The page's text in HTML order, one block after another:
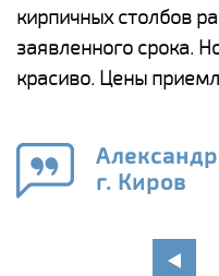
кирпичных столбов
заявленного срока.
красиво. Цены
г. Киров